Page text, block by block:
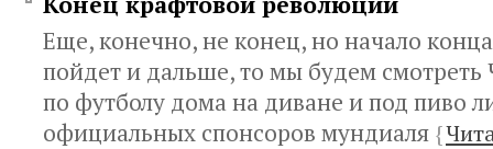
Еще, конечно, не конец, но начало
пойдет и дальше, то мы будем
по футболу дома на диване и под пиво
официальных спонсоров мундиаля {